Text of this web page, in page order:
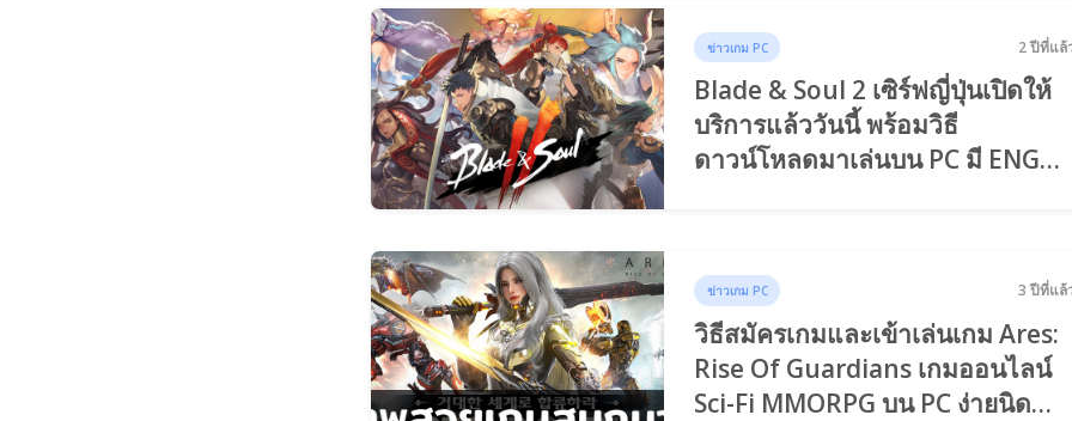
ข่าวเกม PC 2 ปีที่แล้
Blade & Soul 2 เซิร์ฟญี่ปุ่นเปิดให้
บริการแล้ววันนี้ พร้อมวิธี
ดาวน์โหลดมาเล่นบน PC มี ENG
ข่าวเกม PC 3 ปีที่แล้
วิธีสมัครเกมและเข้าเล่นเกม Ares:
Rise Of Guardians เกมออนไลน์
Sci-Fi MMORPG บน PC ง่ายนิด